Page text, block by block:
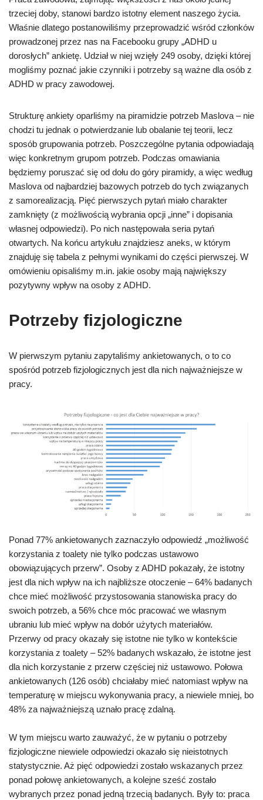
trzeciej doby, stanowi bardzo istotny element naszego życia.
Właśnie dlatego postanowiliśmy przeprowadzić wśród członków
prowadzonej przez nas na Facebooku grupy „ADHD u
dorosłych” ankietę. Udział w niej wzięły 249 osoby, dzięki której
mogliśmy poznać jakie czynniki i potrzeby są ważne dla osób z
ADHD w pracy zawodowej.
Strukturę ankiety oparliśmy na piramidzie potrzeb Maslova – nie
chodzi tu jednak o potwierdzanie lub obalanie tej teorii, lecz
sposób grupowania potrzeb. Poszczególne pytania odpowiadają
więc konkretnym grupom potrzeb. Podczas omawiania
będziemy poruszać się od dołu do góry piramidy, a więc według
Maslova od najbardziej bazowych potrzeb do tych związanych
z samorealizacją. Pięć pierwszych pytań miało charakter
zamknięty (z możliwością wybrania opcji „inne” i dopisania
własnej odpowiedzi). Po nich następowała seria pytań
otwartych. Na końcu artykułu znajdziesz aneks, w którym
znajduję się tabela z pełnymi wynikami do części pierwszej. W
omówieniu opisaliśmy m.in. jakie osoby mają największy
pozytywny wpływ na osoby z ADHD.
Potrzeby fizjologiczne
W pierwszym pytaniu zapytaliśmy ankietowanych, o to co
spośród potrzeb fizjologicznych jest dla nich najważniejsze w
pracy.
Ponad 77% ankietowanych zaznaczyło odpowiedź „możliwość
korzystania z toalety nie tylko podczas ustawowo
obowiązujących przerw”. Osoby z ADHD pokazały, że istotny
jest dla nich wpływ na ich najbliższe otoczenie – 64% badanych
chce mieć możliwość przystosowania stanowiska pracy do
swoich potrzeb, a 56% chce móc pracować we własnym
ubraniu lub mieć wpływ na dobór użytych materiałów.
Przerwy od pracy okazały się istotne nie tylko w kontekście
korzystania z toalety – 52% badanych wskazało, że istotne jest
dla nich korzystanie z przerw częściej niż ustawowo. Połowa
ankietowanych (126 osób) chciałaby mieć natomiast wpływ na
temperaturę w miejscu wykonywania pracy, a niewiele mniej, bo
48% za najważniejszą uznało pracę zdalną.
W tym miejscu warto zauważyć, że w pytaniu o potrzeby
fizjologiczne niewiele odpowiedzi okazało się nieistotnych
statystycznie. Aż pięć odpowiedzi zostało wskazanych przez
ponad połowę ankietowanych, a kolejne sześć zostało
wybranych przez ponad jedną trzecią badanych. Były to: praca